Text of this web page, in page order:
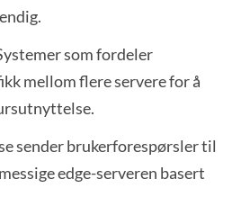
som fordeler
mellom flere servere for å
sender brukerforespørsler til
edge-serveren basert